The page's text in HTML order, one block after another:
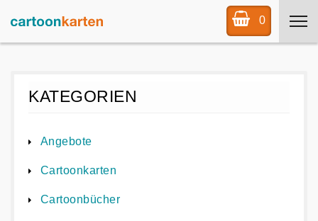
0
KATEGORIEN
Angebote
Cartoonkarten
Cartoonbücher